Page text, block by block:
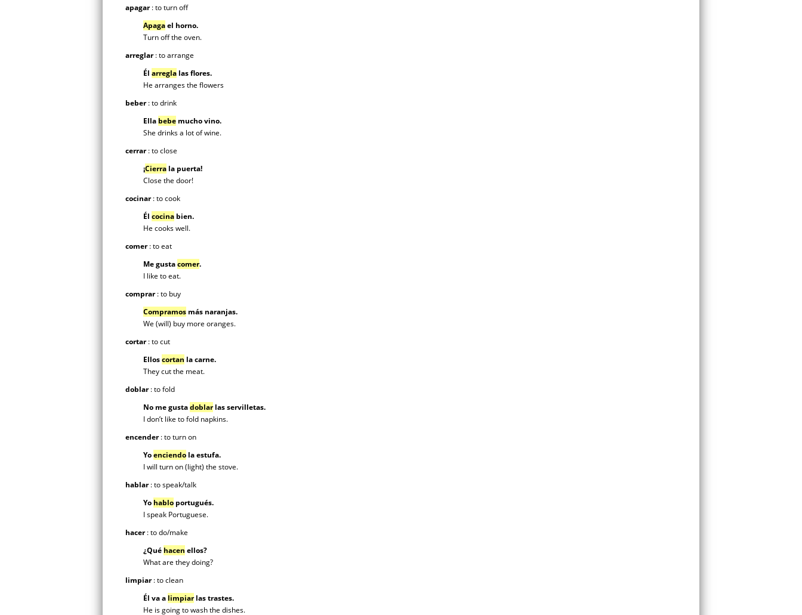
apagar: to turn off
Apagael horno.
Turn off the oven.
arreglar: to arrange
Él arregla las flores.
He arranges the flowers
beber: to drink
Ella bebe mucho vino.
She drinks a lot of wine.
cerrar: to close
¡Cierra la puerta!
Close the door!
cocinar: to cook
Él cocina bien.
He cooks well.
comer: to eat
Me gustacomer.
I like to eat.
comprar: to buy
Compramos más naranjas.
We (will) buy more oranges.
cortar: to cut
Elloscortan la carne.
They cut the meat.
doblar: to fold
No me gustadoblarlas servilletas.
I don’t like to fold napkins.
encender: to turn on
Yoenciendo la estufa.
I will turn on (light) the stove.
hablar: to speak/talk
Yo hablo portugués.
I speak Portuguese.
hacer: to do/make
¿Qué hacen ellos?
What are they doing?
limpiar: to clean
Él va a limpiarlas trastes.
He is going to wash the dishes.